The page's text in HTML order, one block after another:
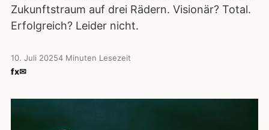
Zukunftstraum auf drei Rädern. Visionär? Total.
Erfolgreich? Leider nicht.
10. Juli 20254 Minuten Lesezeit
fx✉